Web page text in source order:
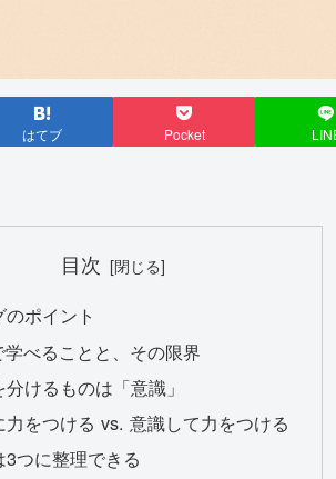
はてブ Pocket
目次
のポイント
べることと、その限界
分けるものは「意識」
力をつける vs. 意識して力をつける
3つに整理できる